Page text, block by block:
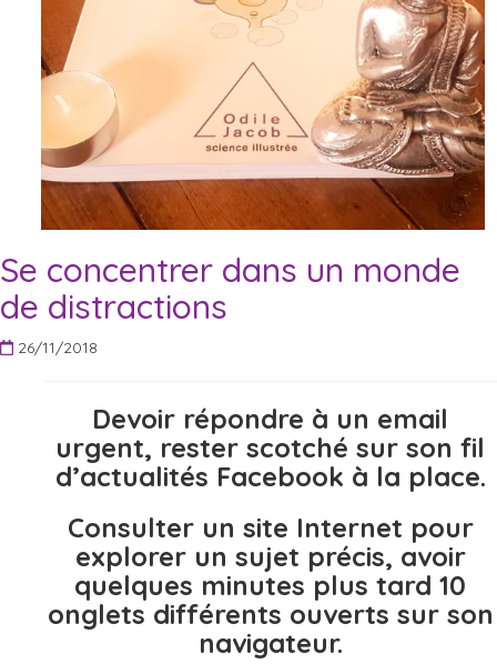
Se concentrer dans un monde
de distractions
26/11/2018
Devoir répondre à un email
urgent, rester scotché sur son fil
d’actualités Facebook à la place.
Consulter un site Internet pour
explorer un sujet précis, avoir
quelques minutes plus tard 10
onglets différents ouverts sur son
navigateur.